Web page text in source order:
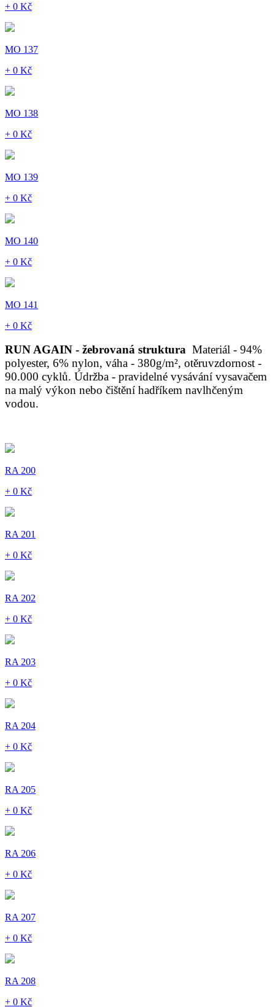
+ 0 Kč
MO 137
+ 0 Kč
MO 138
+ 0 Kč
MO 139
+ 0 Kč
MO 140
+ 0 Kč
MO 141
+ 0 Kč
RUN AGAIN - žebrovaná struktura Materiál - 94%
polyester, 6% nylon, váha - 380g/m², otěruvzdornost -
90.000 cyklů. Údržba - pravidelné vysávání vysavačem
na malý výkon nebo čištění hadříkem navlhčeným
vodou.
RA 200
+ 0 Kč
RA 201
+ 0 Kč
RA 202
+ 0 Kč
RA 203
+ 0 Kč
RA 204
+ 0 Kč
RA 205
+ 0 Kč
RA 206
+ 0 Kč
RA 207
+ 0 Kč
RA 208
+ 0 Kč